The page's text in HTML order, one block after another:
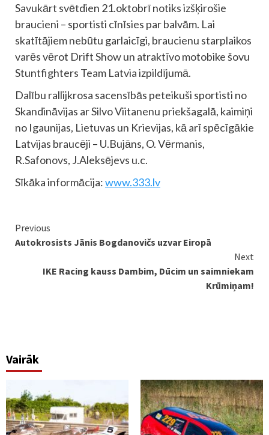
Savukārt svētdien 21.oktobrī notiks izšķirošie
braucieni – sportisti cīnīsies par balvām. Lai
skatītājiem nebūtu garlaicīgi, braucienu starplaikos
varēs vērot Drift Show un atraktīvo motobike šovu
Stuntfighters Team Latvia izpildījumā.
Dalību rallijkrosa sacensībās peteikuši sportisti no
Skandināvijas ar Silvo Viitanenu priekšagalā, kaimiņi
no Igaunijas, Lietuvas un Krievijas, kā arī spēcīgākie
Latvijas braucēji – U.Bujāns, O. Vērmanis,
R.Safonovs, J.Aleksējevs u.c.
Sīkāka informācija:www.333.lv
Continue
Reading
Previous
Autokrosists Jānis Bogdanovičs uzvar Eiropā
Next
IKE Racing kauss Dambim, Dūcim un saimniekam
Krūmiņam!
Vairāk